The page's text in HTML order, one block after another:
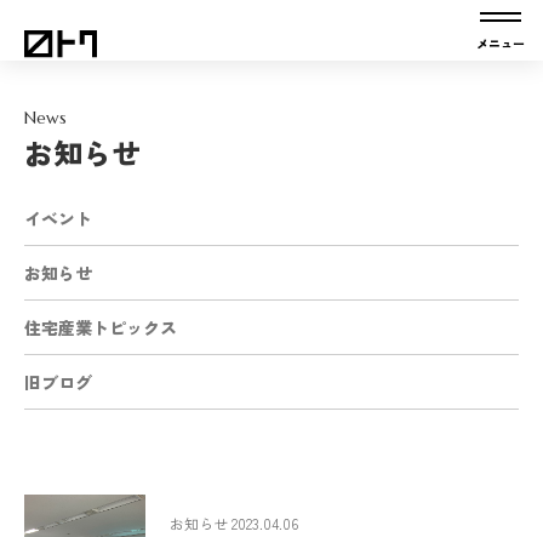
News
お知らせ
イベント
お知らせ
住宅産業トピックス
旧ブログ
お知らせ 2023.04.06